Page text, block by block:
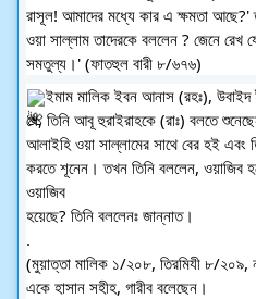
রাসূল! আমাদের মধ্যে কার এ ক্ষমতা আছে?'
ওয়া সাল্লাম তাদেরকে বললেন ? জেনে
সমতুল্য।' (ফাতহুল বারী ৮/৬৭৬)
ইমাম মালিক ইবন আনাস (রহঃ), উবাইদ
যে, তিনি আবূ হুরাইরাহকে (রাঃ) বলতে
আলাইহি ওয়া সাল্লামের সাথে বের হই এবং
করতে শূনেন। তখন তিনি বললেন, ওয়াজিব
ওয়াজিব
হয়েছে? তিনি বললেনঃ জান্নাত।
.
(মুয়াত্তা মালিক ১/২০৮, তিরমিযী ৮/২০৯,
একে হাসান সহীহ, গারীব বলেছেন।